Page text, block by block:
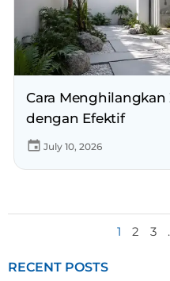
Cara
dengan Efektif
July 10, 2026
Page
1 Page
2 3
RECENT POSTS